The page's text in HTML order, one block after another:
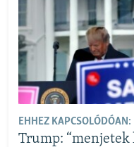
EHHEZ KAPCSOLÓDÓAN:
Trump: “menjetek